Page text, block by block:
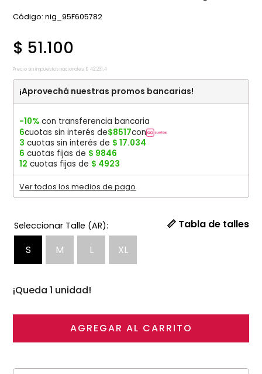
:nig_95F605782
$ 51.100
Precio sin impuestos nacionales: $ 42.231,4
¡Aprovechá nuestras promos bancarias!
-10% con transferencia bancaria
6cuotas sin interés de$8517con
3 cuotas sin interés de $ 17.034
6 cuotas fijas de $ 9846
12 cuotas fijas de $ 4923
Ver todos los medios de pago
S L
M XL
📏 Tabla de talles
¡Queda 1 unidad!
AGREGAR AL CARRITO